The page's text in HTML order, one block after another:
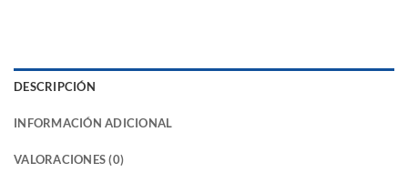
DESCRIPCIÓN
INFORMACIÓN ADICIONAL
VALORACIONES (0)